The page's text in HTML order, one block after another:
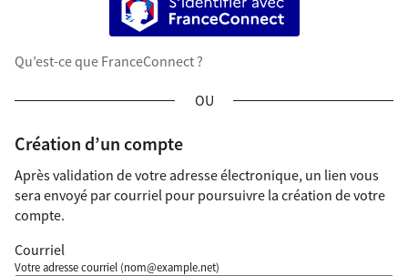
Qu’est-ce que FranceConnect ?
Création d’un compte
Après validation de votre adresse électronique, un lien vous
sera envoyé par courriel pour poursuivre la création de votre
compte.
Courriel
Votre adresse courriel (nom@example.net)